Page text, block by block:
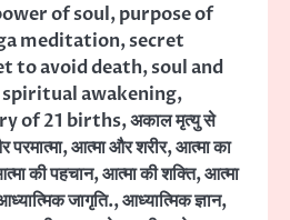
of soul,purpose of
meditation,secret
to avoid death,soul and
spiritual awakening,
of 21 births,अकाल मृत्यु से
परमात्मा,आत्मा और शरीर,आत्मा का
की पहचान,आत्मा की शक्ति,आत्मा
जागृति.,आध्यात्मिक ज्ञान,